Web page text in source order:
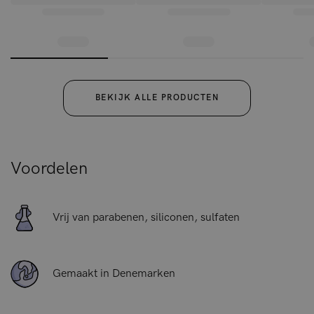
BEKIJK ALLE PRODUCTEN
Voordelen
Vrij van parabenen, siliconen, sulfaten
Gemaakt in Denemarken